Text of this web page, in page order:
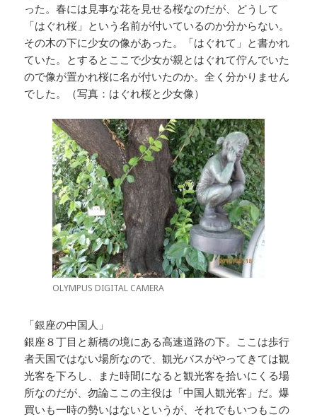
った。春には見事な花を見せる桜なのだが、どうして
「はぐれ桜」という名前が付いているのか分からない。
その木の下に少女の像があった。「はぐれて」と書かれ
ていた。とするとここで少女が親とはぐれて佇んでいた
ので像が置かれ桜に名が付いたのか。全く分かりません
でした。（写真：はぐれ桜と少女像）
OLYMPUS DIGITAL CAMERA
「銀座の中国人」
銀座８丁目と新橋の境にある高速道路の下。ここは歩行
者天国ではない場所なので、観光バスがやってきては観
光客を下ろし、また時間になると観光客を拾いにくる場
所なのだが、勿論ここの主役は「中国人観光客」だ。爆
買いも一時の勢いはないというが、それでもいつもこの